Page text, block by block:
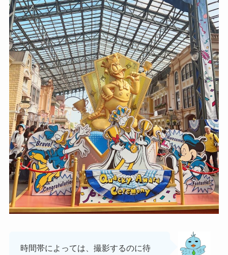
時間帯によっては、撮影するのに待